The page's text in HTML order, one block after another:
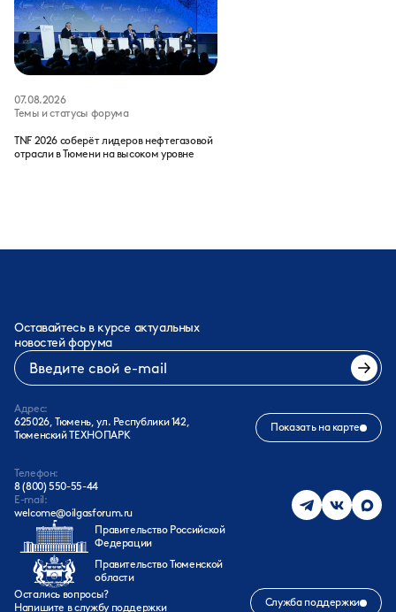
07.08.2026
Темы и статусы форума
TNF 2026 соберёт лидеров нефтегазовой
отрасли в Тюмени на высоком уровне
Оставайтесь в курсе актуальных
новостей форума
Адрес:
625026, Тюмень, ул. Республики 142,
Тюменский ТЕХНОПАРК
Показать на карте
Телефон:
8 (800) 550-55-44
E-mail:
welcome@oilgasforum.ru
Правительство Российской
Федерации
Правительство Тюменской
области
Остались вопросы?
Напишите в службу поддержки
Служба поддержки